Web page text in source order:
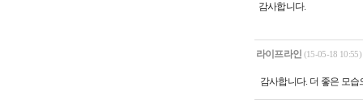
감사합니다.
라이프라인 (15-05-18 10:55)
감사합니다. 더 좋은 모